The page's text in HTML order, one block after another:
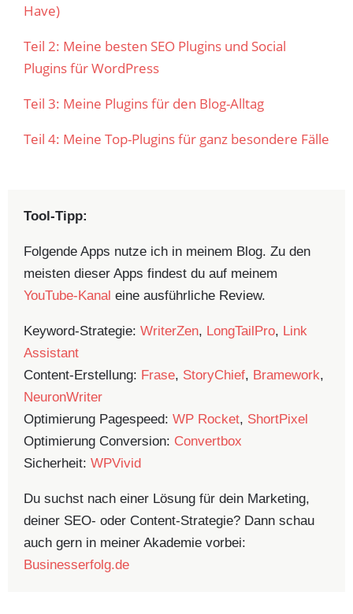
Have)
Teil 2: Meine besten SEO Plugins und Social
Plugins für WordPress
Teil 3: Meine Plugins für den Blog-Alltag
Teil 4: Meine Top-Plugins für ganz besondere Fälle
Tool-Tipp:
Folgende Apps nutze ich in meinem Blog. Zu den
meisten dieser Apps findest du auf meinem
YouTube-Kanal eine ausführliche Review.
Keyword-Strategie: WriterZen, LongTailPro, Link
Assistant
Content-Erstellung: Frase, StoryChief, Bramework,
NeuronWriter
Optimierung Pagespeed: WP Rocket, ShortPixel
Optimierung Conversion: Convertbox
Sicherheit: WPVivid
Du suchst nach einer Lösung für dein Marketing,
deiner SEO- oder Content-Strategie? Dann schau
auch gern in meiner Akademie vorbei:
Businesserfolg.de